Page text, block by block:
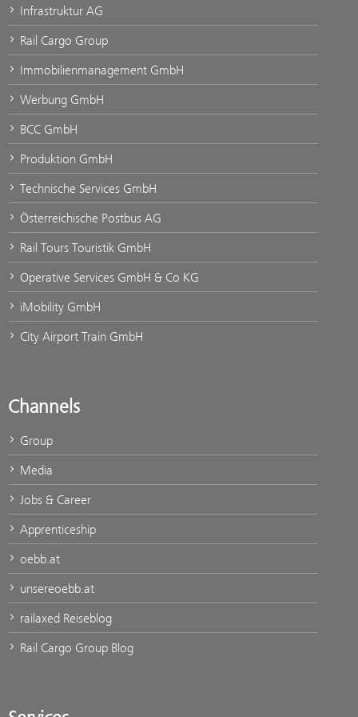
Infrastruktur AG
Rail Cargo Group
Immobilienmanagement GmbH
Werbung GmbH
BCC GmbH
Produktion GmbH
Technische Services GmbH
Österreichische Postbus AG
Rail Tours Touristik GmbH
Operative Services GmbH & Co KG
iMobility GmbH
City Airport Train GmbH
Channels
Group
Media
Jobs & Career
Apprenticeship
oebb.at
unsereoebb.at
railaxed Reiseblog
Rail Cargo Group Blog